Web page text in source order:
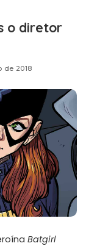
o diretor
de 2018
Batgirl